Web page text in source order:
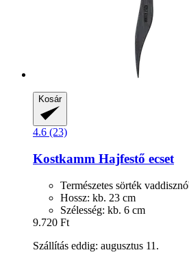
Kosár
4.6 (23)
Kostkamm Hajfestő ecset
Természetes sörték
Hossz: kb. 23 cm
Szélesség: kb. 6 cm
9.720 Ft
Szállítás eddig: augusztus 11.